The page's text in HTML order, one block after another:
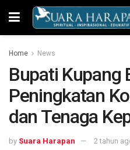
Home News
Bupati Kupang
Peningkatan
dan Tenaga
by Suara Harapan 2 tahun